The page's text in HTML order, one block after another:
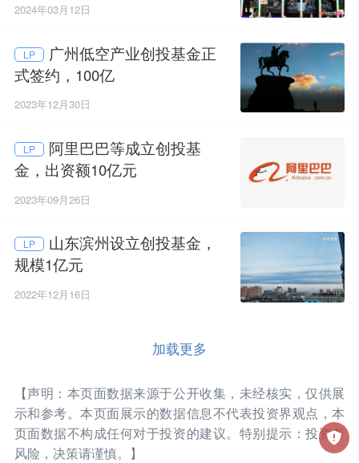
2024年03月12日
LP
广州低空产业创投基金正
式签约，100亿
2023年12月30日
LP
阿里巴巴等成立创投基
金，出资额10亿元
2023年09月26日
LP
山东滨州设立创投基金，
规模1亿元
2022年12月16日
加载更多
【声明：本页面数据来源于公开收集，未经核实，仅供展
示和参考。本页面展示的数据信息不代表投资界观点，本
页面数据不构成任何对于投资的建议。特别提示：投资有
风险，决策请谨慎。】